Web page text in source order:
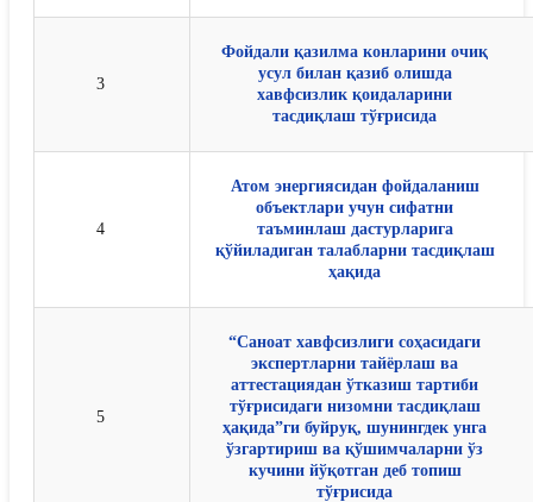
3
Фойдали қазилма конларини очиқ
усул билан қазиб олишда
хавфсизлик қоидаларини
тасдиқлаш тўғрисида
4
Атом энергиясидан фойдаланиш
объектлари учун сифатни
таъминлаш дастурларига
қўйиладиган талабларни тасдиқлаш
ҳақида
5
“Саноат хавфсизлиги соҳасидаги
экспертларни тайёрлаш ва
аттестациядан ўтказиш тартиби
тўғрисидаги низомни тасдиқлаш
ҳақида”ги буйруқ, шунингдек унга
ўзгартириш ва қўшимчаларни ўз
кучини йўқотган деб топиш
тўғрисида